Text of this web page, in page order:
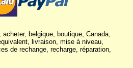
belgique, boutique, Canada,
livraison, mise à niveau,
de rechange, recharge, réparation,